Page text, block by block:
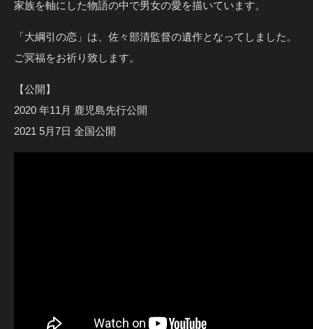
家族を軸にした物語の中で男女の愛を描いています。
「大綱引の恋」は、佐々部清監督の遺作となってしました。
ご冥福をお祈り致します。
【公開】
2020 年11月 鹿児島先行公開
2021 5月7日 全国公開